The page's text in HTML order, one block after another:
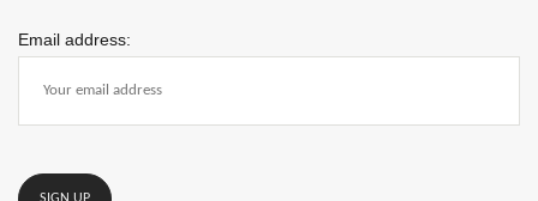
Email address: